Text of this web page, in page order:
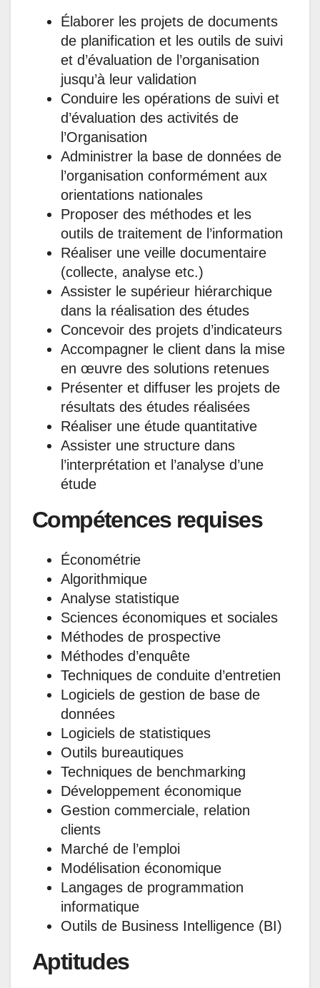
Élaborer les projets de documents
de planification et les outils de suivi
et d’évaluation de l’organisation
jusqu’à leur validation
Conduire les opérations de suivi et
d’évaluation des activités de
l’Organisation
Administrer la base de données de
l’organisation conformément aux
orientations nationales
Proposer des méthodes et les
outils de traitement de l’information
Réaliser une veille documentaire
(collecte, analyse etc.)
Assister le supérieur hiérarchique
dans la réalisation des études
Concevoir des projets d’indicateurs
Accompagner le client dans la mise
en œuvre des solutions retenues
Présenter et diffuser les projets de
résultats des études réalisées
Réaliser une étude quantitative
Assister une structure dans
l’interprétation et l’analyse d’une
étude
Compétences requises
Économétrie
Algorithmique
Analyse statistique
Sciences économiques et sociales
Méthodes de prospective
Méthodes d’enquête
Techniques de conduite d’entretien
Logiciels de gestion de base de
données
Logiciels de statistiques
Outils bureautiques
Techniques de benchmarking
Développement économique
Gestion commerciale, relation
clients
Marché de l’emploi
Modélisation économique
Langages de programmation
informatique
Outils de Business Intelligence (BI)
Aptitudes